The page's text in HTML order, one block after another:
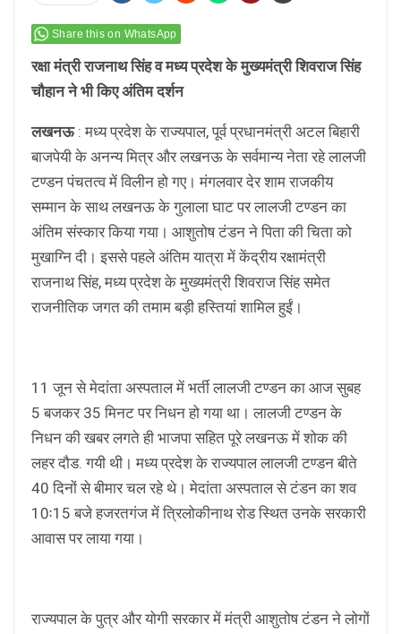
Share this on WhatsApp
रक्षा मंत्री राजनाथ सिंह व मध्य प्रदेश के मुख्यमंत्री शिवराज सिंह
चौहान ने भी किए अंतिम दर्शन
लखनऊ: मध्य प्रदेश के राज्यपाल, पूर्व प्रधानमंत्री अटल बिहारी
बाजपेयी के अनन्य मित्र और लखनऊ के सर्वमान्य नेता रहे लालजी
टण्डन पंचतत्व में विलीन हो गए। मंगलवार देर शाम राजकीय
सम्मान के साथ लखनऊ के गुलाला घाट पर लालजी टण्डन का
अंतिम संस्कार किया गया। आशुतोष टंडन ने पिता की चिता को
मुखाग्नि दी। इससे पहले अंतिम यात्रा में केंद्रीय रक्षामंत्री
राजनाथ सिंह, मध्य प्रदेश के मुख्यमंत्री शिवराज सिंह समेत
राजनीतिक जगत की तमाम बड़ी हस्तियां शामिल हुईं।
11 जून से मेदांता अस्पताल में भर्ती लालजी टण्डन का आज सुबह
5 बजकर 35 मिनट पर निधन हो गया था। लालजी टण्डन के
निधन की खबर लगते ही भाजपा सहित पूरे लखनऊ में शोक की
लहर दौड. गयी थी। मध्य प्रदेश के राज्यपाल लालजी टण्डन बीते
40 दिनों से बीमार चल रहे थे। मेदांता अस्पताल से टंडन का शव
10ः15 बजे हजरतगंज में त्रिलोकीनाथ रोड स्थित उनके सरकारी
आवास पर लाया गया।
राज्यपाल के पुत्र और योगी सरकार में मंत्री आशुतोष टंडन ने लोगों